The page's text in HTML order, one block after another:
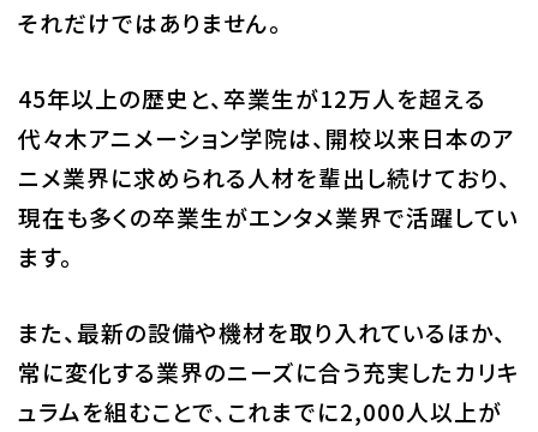
それだけではありません。
45年以上の歴史と、卒業生が12万人を超える
代々木アニメーション学院は、開校以来日本のア
ニメ業界に求められる人材を輩出し続けており、
現在も多くの卒業生がエンタメ業界で活躍してい
ます。
また、最新の設備や機材を取り入れているほか、
常に変化する業界のニーズに合う充実したカリキ
ュラムを組むことで、これまでに2,000人以上が